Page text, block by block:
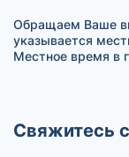
Обращаем Ваше
указывается
Местное время в
Свяжитесь